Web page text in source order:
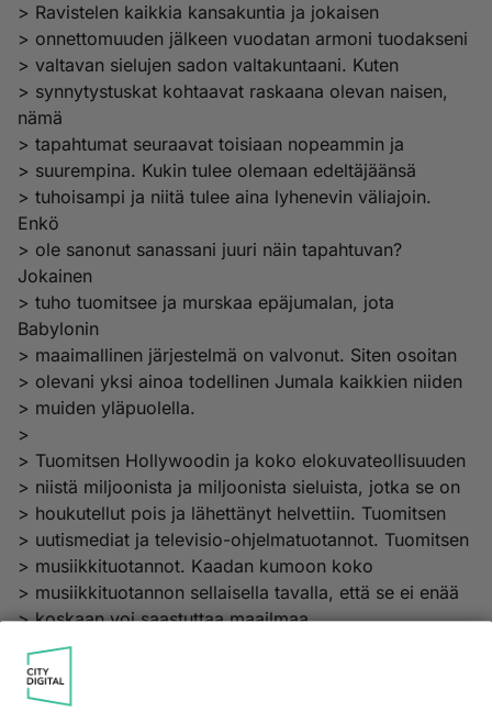
> Ravistelen kaikkia kansakuntia ja jokaisen
> onnettomuuden jälkeen vuodatan armoni tuodakseni
> valtavan sielujen sadon valtakuntaani. Kuten
> synnytystuskat kohtaavat raskaana olevan naisen,
nämä
> tapahtumat seuraavat toisiaan nopeammin ja
> suurempina. Kukin tulee olemaan edeltäjäänsä
> tuhoisampi ja niitä tulee aina lyhenevin väliajoin.
Enkö
> ole sanonut sanassani juuri näin tapahtuvan?
Jokainen
> tuho tuomitsee ja murskaa epäjumalan, jota
Babylonin
> maaimallinen järjestelmä on valvonut. Siten osoitan
> olevani yksi ainoa todellinen Jumala kaikkien niiden
> muiden yläpuolella.
>
> Tuomitsen Hollywoodin ja koko elokuvateollisuuden
> niistä miljoonista ja miljoonista sieluista, jotka se on
> houkutellut pois ja lähettänyt helvettiin. Tuomitsen
> uutismediat ja televisio-ohjelmatuotannot. Tuomitsen
> musiikkituotannot. Kaadan kumoon koko
> musiikkituotannon sellaisella tavalla, että se ei enää
> koskaan voi saastuttaa maailmaa.
> Tuomitsen Internetissä levitettävän pornotuotannon.
> Koko Internet-systeemi suljetaan. Tuomitsen
aborttien